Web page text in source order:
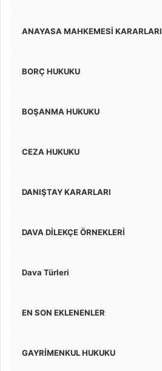
ANAYASA MAHKEMESİ KARARLARI
BORÇ HUKUKU
BOŞANMA HUKUKU
CEZA HUKUKU
DANIŞTAY KARARLARI
DAVA DİLEKÇE ÖRNEKLERİ
Dava Türleri
EN SON EKLENENLER
GAYRİMENKUL HUKUKU